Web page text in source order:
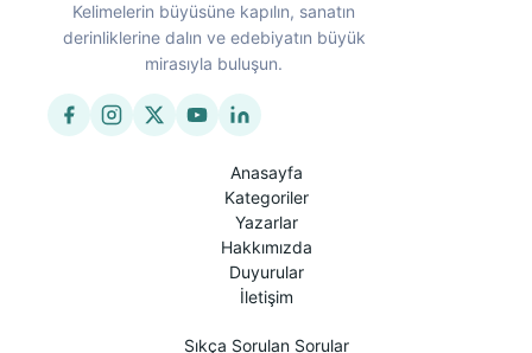
Kelimelerin büyüsüne kapılın, sanatın
derinliklerine dalın ve edebiyatın büyük
mirasıyla buluşun.
Anasayfa
Kategoriler
Yazarlar
Hakkımızda
Duyurular
İletişim
Sıkça Sorulan Sorular